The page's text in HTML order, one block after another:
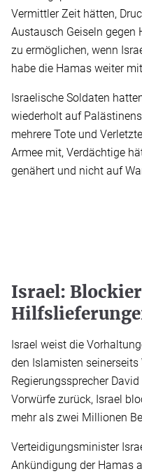
Vermittler Zeit hätten,
Austausch Geiseln
zu ermöglichen, wenn
habe die Hamas weiter
Israelische Soldaten
wiederholt auf
mehrere Tote und
Armee mit, Verdächtige
genähert und nicht auf
Israel:
Israel weist die
den Islamisten seinerseits
Regierungssprecher
Vorwürfe zurück, Israel
mehr als zwei Millionen
Verteidigungsminister
Ankündigung der Hamas